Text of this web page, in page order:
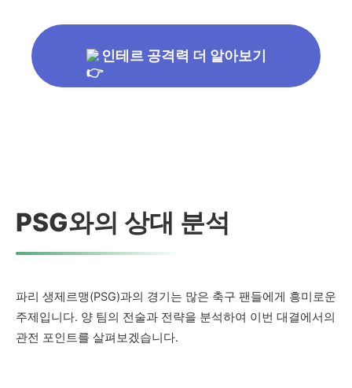
인테르 공격력 더 알아보기
PSG와의 상대 분석
파리 생제르맹(PSG)과의 경기는 많은 축구 팬들에게 흥미로운
주제입니다. 양 팀의 전술과 전략을 분석하여 이번 대결에서의
관전 포인트를 살펴보겠습니다.